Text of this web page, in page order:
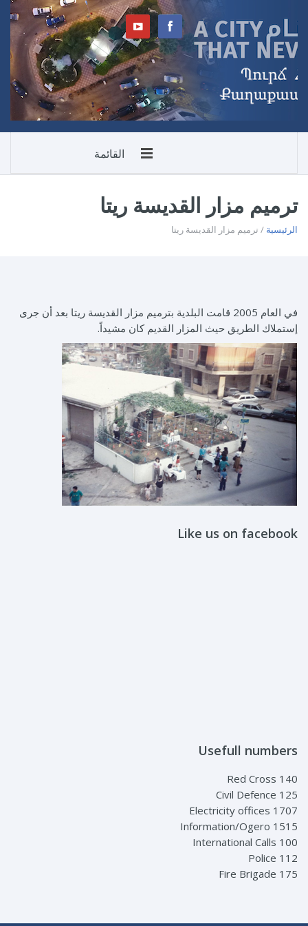
القائمة
ترميم مزار القديسة ريتا
الرئيسية / ترميم مزار القديسة ريتا
في العام 2005 قامت البلدية بترميم مزار القديسة ريتا بعد أن جرى
إستملاك الطريق حيث المزار القديم كان مشيداً.
Like us on facebook
Usefull numbers
Red Cross 140
Civil Defence 125
Electricity offices 1707
Information/Ogero 1515
International Calls 100
Police 112
Fire Brigade 175